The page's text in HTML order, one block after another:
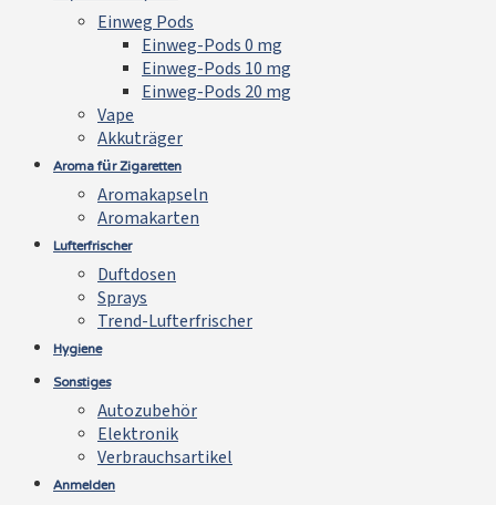
Einweg Pods
Einweg-Pods 0 mg
Einweg-Pods 10 mg
Einweg-Pods 20 mg
Vape
Akkuträger
Aroma für Zigaretten
Aromakapseln
Aromakarten
Lufterfrischer
Duftdosen
Sprays
Trend-Lufterfrischer
Hygiene
Sonstiges
Autozubehör
Elektronik
Verbrauchsartikel
Anmelden